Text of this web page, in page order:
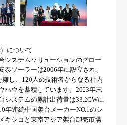
について
システムソリューションのグロー
泰ソーラーは2006年に設立され、
し、120人の技術者からなる社内
ハウを蓄積しています。2023年末
システムの累計出荷量は33.2GWに
年連続中国架台メーカーNO.1のシ
キシコと東南アジア架台卸売市場